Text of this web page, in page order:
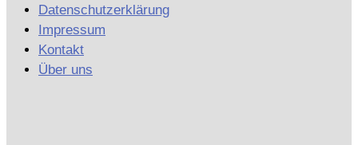
Datenschutzerklärung
Impressum
Kontakt
Über uns